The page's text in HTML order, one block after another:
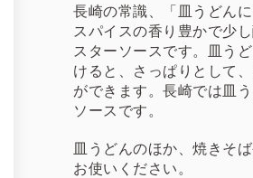
長崎の常識、「皿うどん
スパイスの香り豊かで少
スターソースです。皿う
けると、さっぱりとして
ができます。長崎では皿
ソースです。
皿うどんのほか、焼きそ
お使いください。